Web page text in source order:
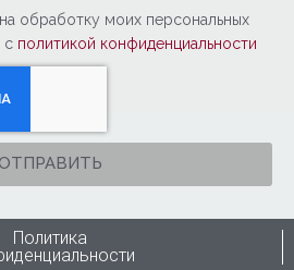
на обработку моих персональных
с политикой конфиденциальности
ОТПРАВИТЬ
Политика